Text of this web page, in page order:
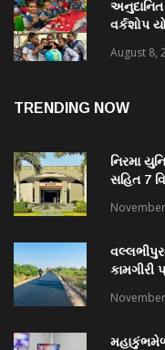
વર્કશોપ
August 8,
TRENDING NOW
નિરમા
સહિત 7
કામગીરી